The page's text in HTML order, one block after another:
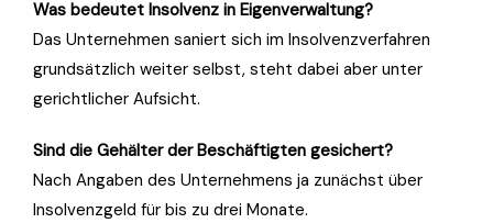
Was bedeutet Insolvenz in Eigenverwaltung?
Das Unternehmen saniert sich im Insolvenzverfahren
grundsätzlich weiter selbst, steht dabei aber unter
gerichtlicher Aufsicht.
Sind die Gehälter der Beschäftigten gesichert?
Nach Angaben des Unternehmens ja zunächst über
Insolvenzgeld für bis zu drei Monate.